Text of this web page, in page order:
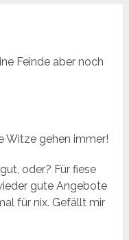
Feinde aber noch
Witze gehen immer!
oder? Für fiese
gute Angebote
für nix. Gefällt mir